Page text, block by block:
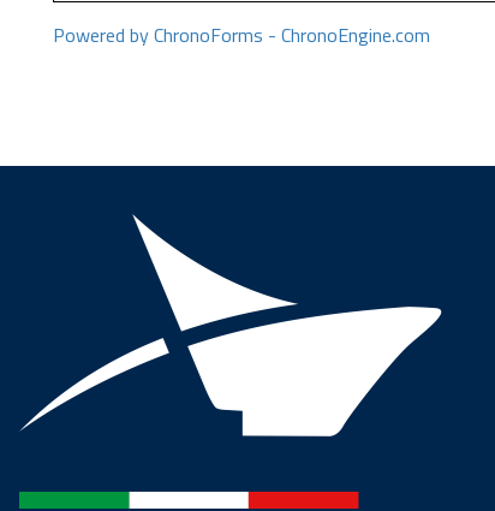
Powered by ChronoForms - ChronoEngine.com